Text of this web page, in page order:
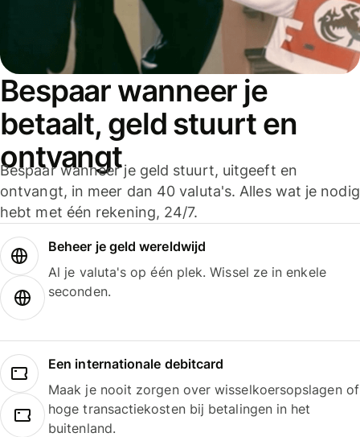
Bespaar wanneer je
betaalt, geld stuurt en
ontvangt
Bespaar wanneer je geld stuurt, uitgeeft en
ontvangt, in meer dan 40 valuta's. Alles wat je nodig
hebt met één rekening, 24/7.
Beheer je geld wereldwijd
Al je valuta's op één plek. Wissel ze in enkele
seconden.
Een internationale debitcard
Maak je nooit zorgen over wisselkoersopslagen of
hoge transactiekosten bij betalingen in het
buitenland.